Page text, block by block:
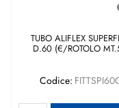
TUBO ALIFLEX
D.60 (€/ROTOLO
Codice: